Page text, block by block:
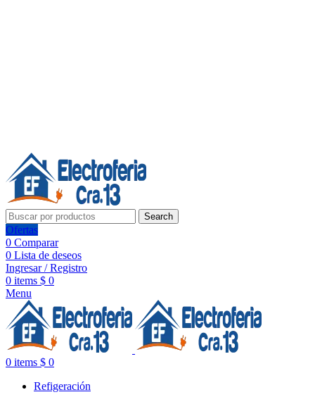
Search
Ofertas
0 Comparar
0 Lista de deseos
Ingresar / Registro
0 items $ 0
Menu
0 items $ 0
Refigeración